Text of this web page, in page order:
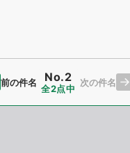
前の件名 No.2
全2点中
次の件名